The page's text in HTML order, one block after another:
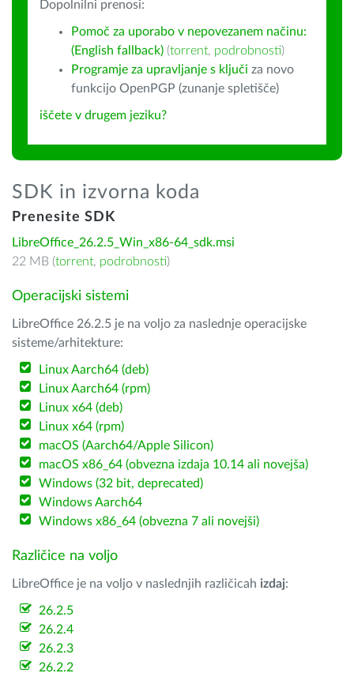
Dopolnilni prenosi:
Pomoč za uporabo v nepovezanem načinu:
(English fallback) (torrent, podrobnosti)
Programje za upravljanje s ključi za novo
funkcijo OpenPGP (zunanje spletišče)
iščete v drugem jeziku?
SDK in izvorna koda
Prenesite SDK
LibreOffice_26.2.5_Win_x86-64_sdk.msi
22 MB (torrent, podrobnosti)
Operacijski sistemi
LibreOffice 26.2.5 je na voljo za naslednje operacijske
sisteme/arhitekture:
Linux Aarch64 (deb)
Linux Aarch64 (rpm)
Linux x64 (deb)
Linux x64 (rpm)
macOS (Aarch64/Apple Silicon)
macOS x86_64 (obvezna izdaja 10.14 ali novejša)
Windows (32 bit, deprecated)
Windows Aarch64
Windows x86_64 (obvezna 7 ali novejši)
Različice na voljo
LibreOffice je na voljo v naslednjih različicah izdaj:
26.2.5
26.2.4
26.2.3
26.2.2